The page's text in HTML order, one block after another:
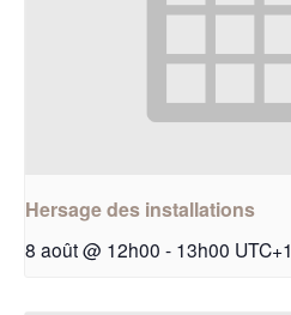
Hersage des installations
8 août @ 12h00 - 13h00 UTC+1